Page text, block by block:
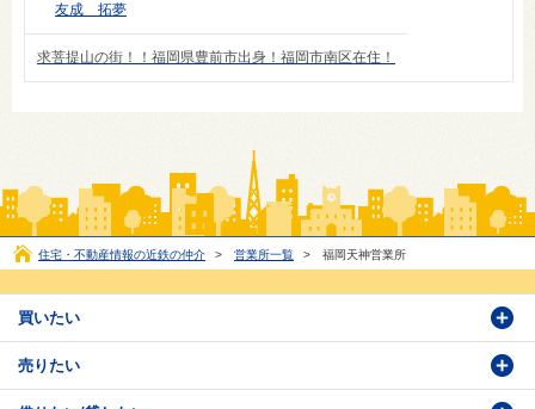
友成 拓夢
求菩提山の街！！福岡県豊前市出身！福岡市南区在住！
住宅・不動産情報の近鉄の仲介 > 営業所一覧 > 福岡天神営業所
買いたい
物件検索
売りたい